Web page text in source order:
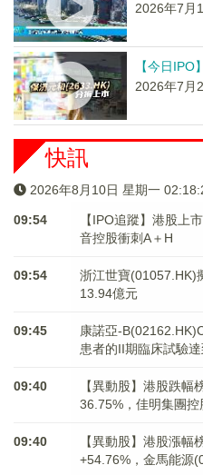
2026年7月
【今日
2026年7月
快訊
2026年8月10日 星期一
09:54
【IPO追蹤】港股上
音控股衝刺A＋H
09:54
浙江世寶(01057.HK)
13.94億元
09:45
康諾亞-
患者的II期臨床試驗
09:40
【異動股】港股跌
36.75%，佳明集團
09:40
【異動股】港股漲
+54.76%，金馬能源